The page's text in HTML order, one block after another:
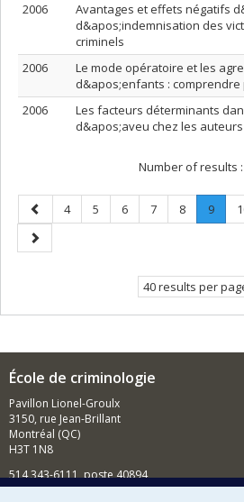
2006
Avantages et effets négatifs
d&apos;indemnisation des
criminels
2006
Le mode opératoire et les
d&apos;enfants :
2006
Les facteurs déterminants
d&apos;aveu chez les
Number of results :
Previous
page
Page
4 Page
5 Page
6 Page
7 Page
8 Page
9.
Next
page
40 results per
École de criminologie
Pavillon Lionel-Groulx
3150, rue Jean-Brillant
Montréal (QC)
H3T 1N8
514 343-6111, poste 40894